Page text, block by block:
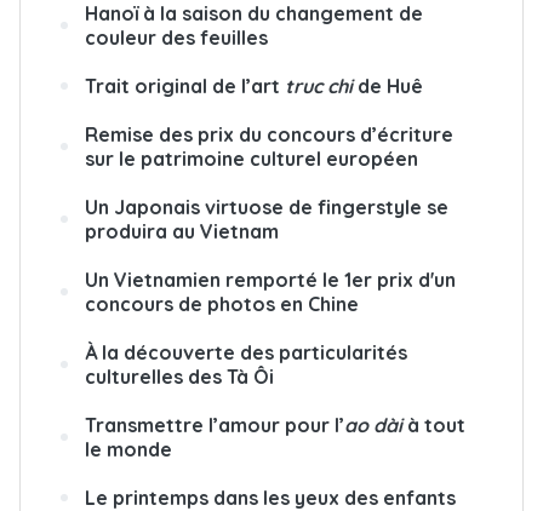
Hanoï à la saison du changement de
couleur des feuilles
Trait original de l’art truc chide Huê
Remise des prix du concours d’écriture
sur le patrimoine culturel européen
Un Japonais virtuose de fingerstyle se
produira au Vietnam
Un Vietnamien remporté le 1er prix d'un
concours de photos en Chine
À la découverte des particularités
culturelles des Tà Ôi
Transmettre l’amour pour l’ao dàià tout
le monde
Le printemps dans les yeux des enfants